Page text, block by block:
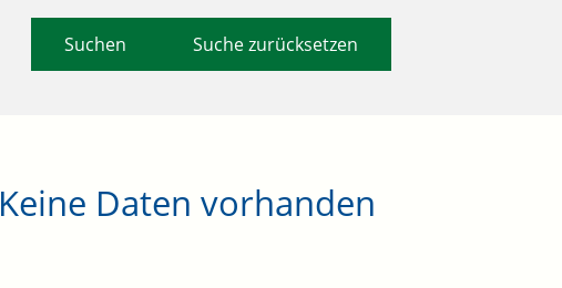
Suche zurücksetzen
Keine Daten vorhanden